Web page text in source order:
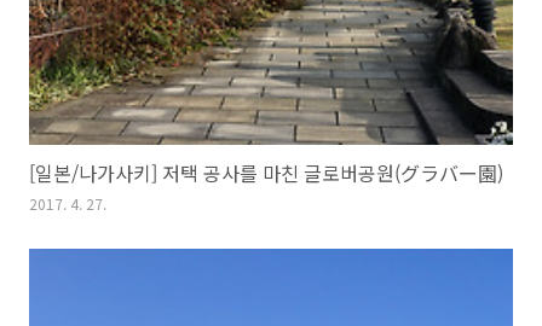
[일본/나가사키] 저택 공사를 마친 글로버공원(グラバー園)
2017. 4. 27.